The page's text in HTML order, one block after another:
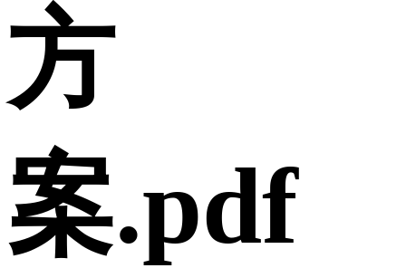
方
案.pdf